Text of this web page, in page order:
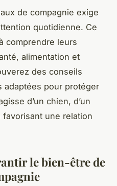
de compagnie exige
quotidienne. Ce
comprendre leurs
alimentation et
des conseils
adaptées pour protéger
d’un chien, d’un
favorisant une relation
le bien-être de